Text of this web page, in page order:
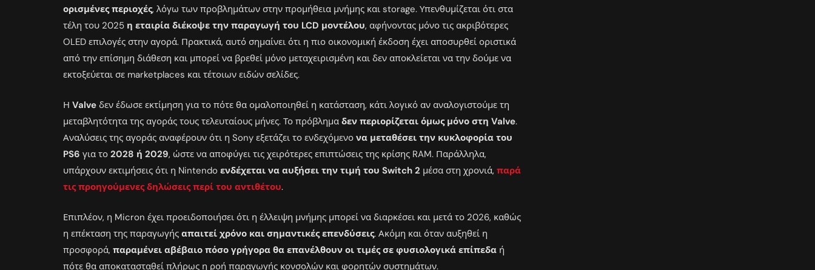
ορισμένες περιοχές, λόγω των προβλημάτων στην προμήθεια μνήμης και storage. Υπενθυμίζεται ότι στα
τέλη του 2025 η εταιρία διέκοψε την παραγωγή του LCD μοντέλου, αφήνοντας μόνο τις ακριβότερες
OLED επιλογές στην αγορά. Πρακτικά, αυτό σημαίνει ότι η πιο οικονομική έκδοση έχει αποσυρθεί οριστικά
από την επίσημη διάθεση και μπορεί να βρεθεί μόνο μεταχειρισμένη και δεν αποκλείεται να την δούμε να
εκτοξεύεται σε marketplaces και τέτοιων ειδών σελίδες.
ΗValve δεν έδωσε εκτίμηση για το πότε θα ομαλοποιηθεί η κατάσταση, κάτι λογικό αν αναλογιστούμε τη
μεταβλητότητα της αγοράς τους τελευταίους μήνες. Το πρόβλημαδεν περιορίζεται όμως μόνο στη Valve.
Αναλύσεις της αγοράς αναφέρουν ότι η Sony εξετάζει το ενδεχόμενονα μεταθέσει την κυκλοφορία του
PS6 για το2028 ή 2029, ώστε να αποφύγει τις χειρότερες επιπτώσεις της κρίσης RAM. Παράλληλα,
υπάρχουν εκτιμήσεις ότι η Nintendoενδέχεται να αυξήσει την τιμή του Switch 2 μέσα στη χρονιά,παρά
τις προηγούμενες δηλώσεις περί του αντιθέτου.
Επιπλέον, η Micron έχει προειδοποιήσει ότι η έλλειψη μνήμης μπορεί να διαρκέσει και μετά το 2026, καθώς
η επέκταση της παραγωγήςαπαιτεί χρόνο και σημαντικές επενδύσεις. Ακόμη και όταν αυξηθεί η
προσφορά,παραμένει αβέβαιο πόσο γρήγορα θα επανέλθουν οι τιμές σε φυσιολογικά επίπεδα ή
πότε θα αποκατασταθεί πλήρως η ροή παραγωγής κονσολών και φορητών συστημάτων.